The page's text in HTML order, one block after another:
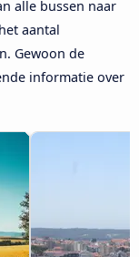
alle bussen naar
aantal
Gewoon de
informatie over